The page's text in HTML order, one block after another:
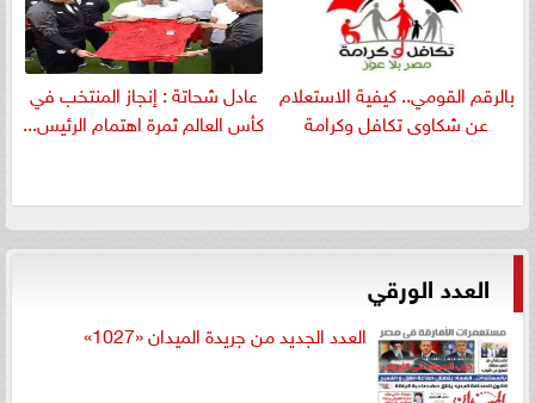
بالرقم القومي.. كيفية الاستعلام
عن شكاوى تكافل وكرامة
عادل شحاتة : إنجاز المنتخب في
كأس العالم ثمرة اهتمام الرئيس...
العدد الورقي
العدد الجديد من جريدة الميدان «1027»